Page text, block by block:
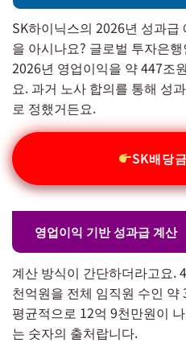
SK하이닉스의 2026년 성과
을 아시나요? 글로벌 투자은
2026년 영업이익을 약 447조
요. 과거 노사 합의를 통해 성
로 정했거든요.
SK배당
영업이익 기반 성과급 계산
계산 방식이 간단하더라고요.
천억원을 전체 임직원 수인
평균적으로 12억 9천만원이
는 숫자의 출처랍니다.